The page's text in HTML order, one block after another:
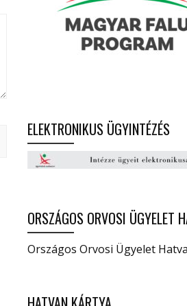
ELEKTRONIKUS ÜGYINTÉZÉS
ORSZÁGOS ORVOSI ÜGYELET
Országos Orvosi Ügyelet